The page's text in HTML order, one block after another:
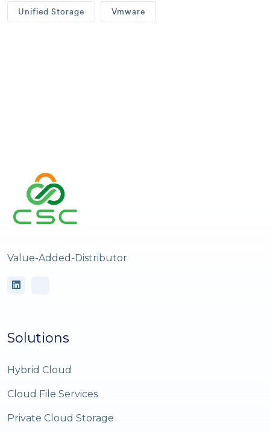
Unified Storage Vmware
Value-Added-Distributor
Solutions
Hybrid Cloud
Cloud File Services
Private Cloud Storage